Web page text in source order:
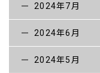
2024年7月
2024年6月
2024年5月